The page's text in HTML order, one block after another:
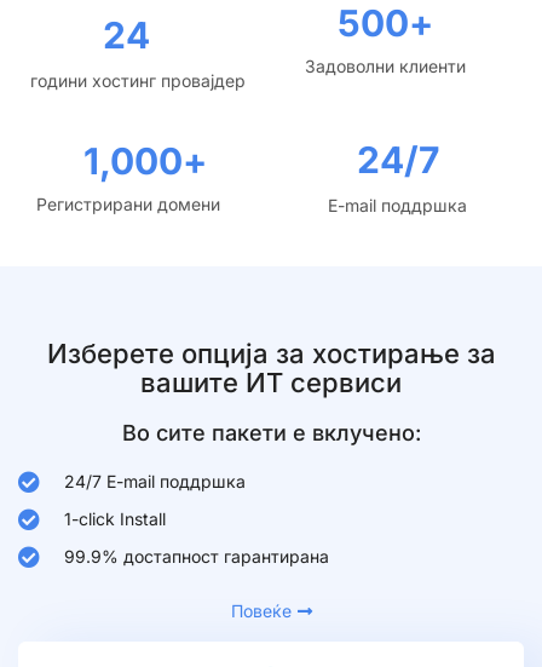
24
години хостинг провајдер
500+
Задоволни клиенти
1,000+
Регистрирани домени
24/7
E-mail поддршка
Изберете опција за хостирање за
вашите ИТ сервиси
Во сите пакети е вклучено:
24/7 E-mail поддршка
1-click Install
99.9% достапност гарантирана
Повеќе